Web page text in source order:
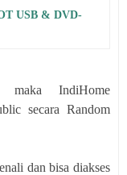
USB & DVD-
maka IndiHome
secara Random
dan bisa diakses